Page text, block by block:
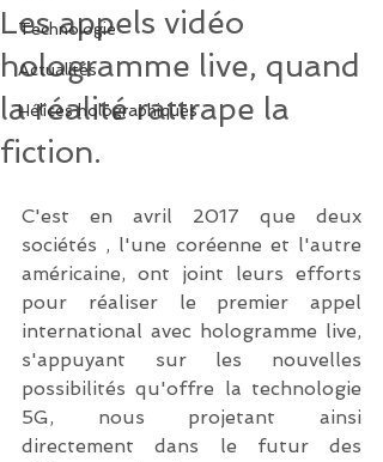
Technologie
Actualités
Hélices holographiques
Les appels vidéo
hologramme live, quand
la réalité rattrape la
fiction.
C'est en avril 2017 que deux
sociétés , l'une coréenne et l'autre
américaine, ont joint leurs efforts
pour réaliser le premier appel
international avec hologramme live,
s'appuyant sur les nouvelles
possibilités qu'offre la technologie
5G, nous projetant ainsi
directement dans le futur des